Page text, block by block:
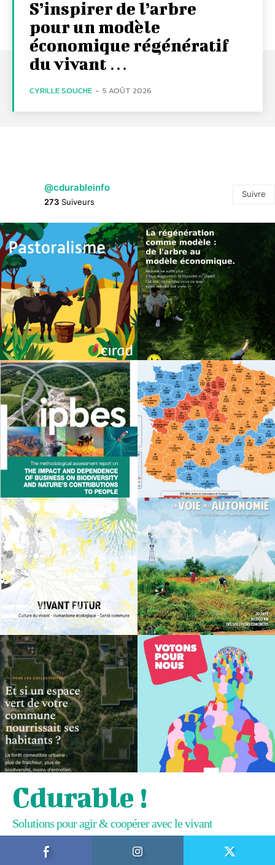
S’inspirer de l’arbre
pour un modèle
économique régénératif
du vivant …
CYRILLE SOUCHE - 5 AOÛT 2026
@cdurableinfo
273 Suiveurs
Suivre
Cdurable !
Solutions pour agir & coopérer avec le vivant